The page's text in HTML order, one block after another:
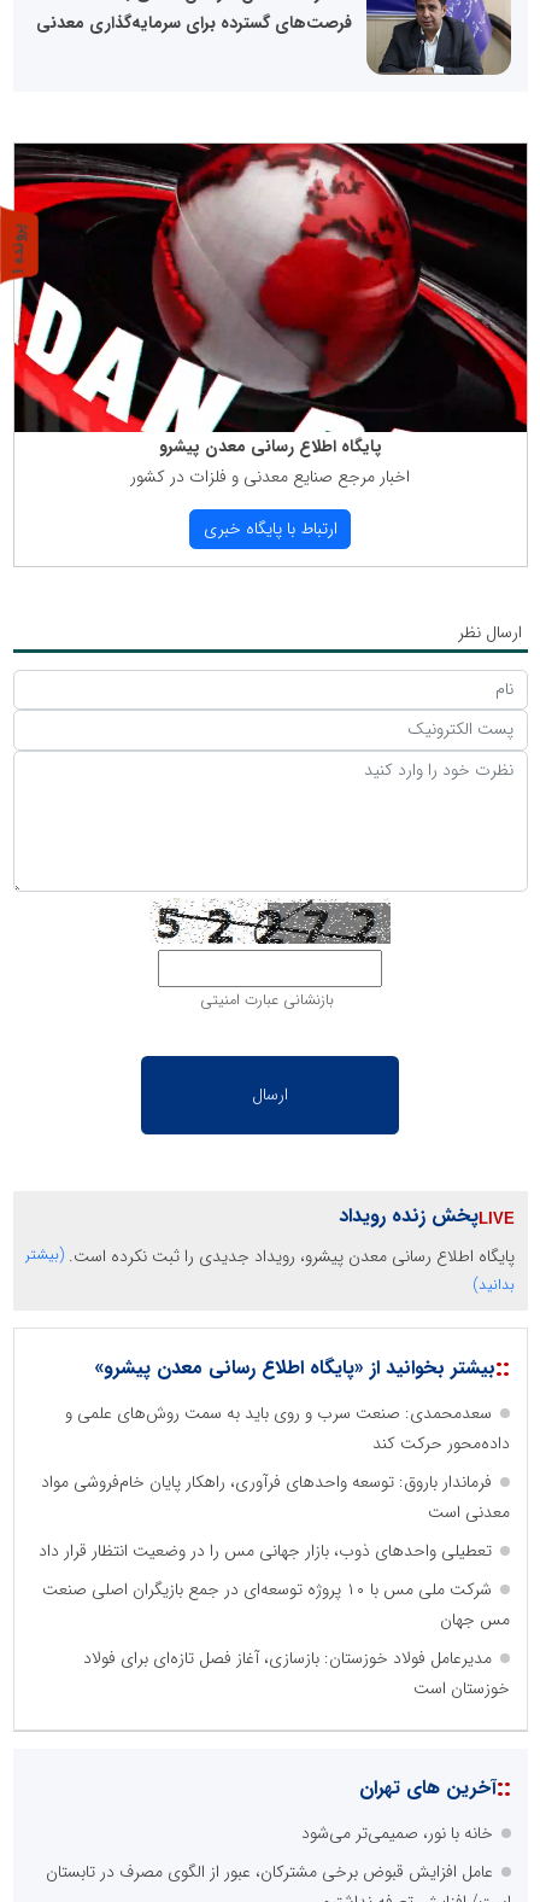
فرصت‌های گسترده برای سرمایه‌گذاری معدنی
پایگاه اطلاع رسانی معدن پیشرو
اخبار مرجع صنایع معدنی و فلزات در كشور
ارتباط با پایگاه خبری
ارسال نظر
بازنشانی عبارت امنیتی
پخش زنده رویداد
پایگاه اطلاع رسانی معدن پیشرو، رویداد جدیدی را ثبت نکرده است. (بیشتر
بدانید)
::بیشتر بخوانید از «پایگاه اطلاع رسانی معدن پیشرو»
سعدمحمدی: صنعت سرب و روی باید به سمت روش‌های علمی و
داده‌محور حرکت کند
فرماندار باروق: توسعه واحدهای فرآوری، راهکار پایان خام‌فروشی مواد
معدنی است
تعطیلی واحدهای ذوب، بازار جهانی مس را در وضعیت انتظار قرار داد
شرکت ملی مس با ۱۰ پروژه توسعه‌ای در جمع بازیگران اصلی صنعت
مس جهان
مدیرعامل فولاد خوزستان: بازسازی، آغاز فصل تازه‌ای برای فولاد
خوزستان است
::آخرین های تهران
خانه با نور، صمیمی‌تر می‌شود
عامل افزایش قبوض برخی مشترکان، عبور از الگوی مصرف در تابستان
پ
ر
و
ن
د
ه
1